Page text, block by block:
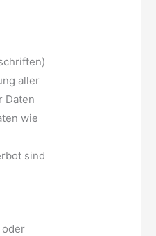
aller
Daten
wie
sind
oder